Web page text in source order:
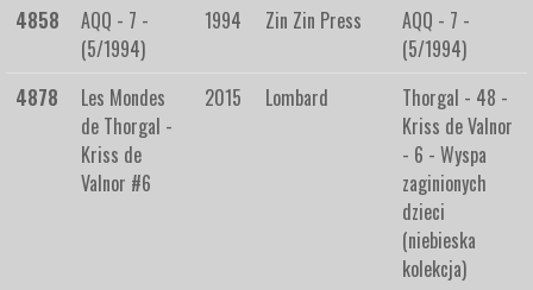
4858
AQQ - 7 -
(5/1994)
1994 Zin Zin Press
AQQ - 7 -
(5/1994)
4878
Les Mondes
de Thorgal -
Kriss de
Valnor #6
2015 Lombard
Thorgal - 48 -
Kriss de Valnor
- 6 - Wyspa
zaginionych
dzieci
(niebieska
kolekcja)